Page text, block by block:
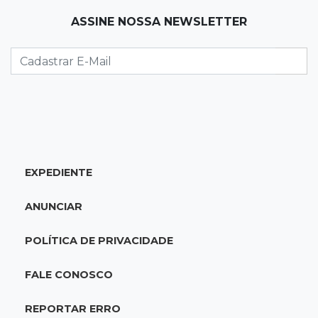
Idoso em bicicleta é atropelado por
motociclista que se filmava com celular
Chegada de frente fria muda o tempo e
Brasileirão deste sábado
ASSINE NOSSA NEWSLETTER
EXPEDIENTE
ANUNCIAR
POLÍTICA DE PRIVACIDADE
FALE CONOSCO
REPORTAR ERRO